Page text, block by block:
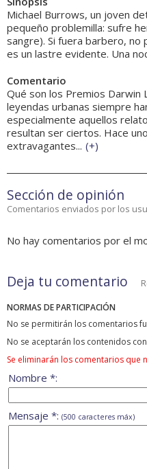
Michael Burrows, un joven
pequeño problemilla: sufre
sangre). Si fuera barbero, no
es un lastre evidente. Una
Comentario
Qué son los Premios Darwin
leyendas urbanas siempre
especialmente aquellos
resultan ser ciertos. Hace
extravagantes... (+)
Sección de opinión
Comentarios enviados por los
No hay comentarios por el
Deja tu comentario
NORMAS DE PARTICIPACIÓN
No se permitirán los comentarios
No se aceptarán los contenidos
Se eliminarán los comentarios que
Nombre *:
Mensaje *: (500 caracteres máx)